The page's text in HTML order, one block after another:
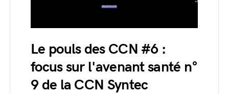
Le pouls des CCN #6 :
focus sur l'avenant santé n°
9 de la CCN Syntec